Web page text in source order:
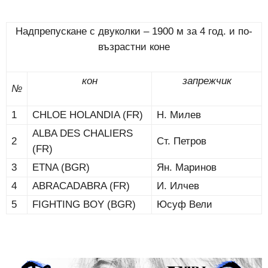
Надпрепускане с двуколки – 1900 м за 4 год. и по-
възрастни коне
№
кон запрежчик
1 CHLOE HOLANDIA (FR) Н. Милев
2
ALBA DES CHALIERS
(FR)
Ст. Петров
3 ETNA (BGR)
Ян. Маринов
4
ABRACADABRA (FR)
И. Илчев
5
FIGHTING BOY (BGR) Юсуф Вели